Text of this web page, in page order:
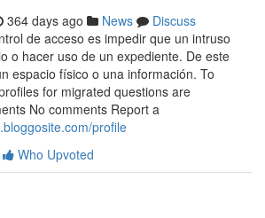
364 days ago News
Discuss
de acceso es impedir que un intruso
o hacer uso de un expediente. De este
espacio físico o una información. To
for migrated questions are
No comments Report a
profile
Who Upvoted